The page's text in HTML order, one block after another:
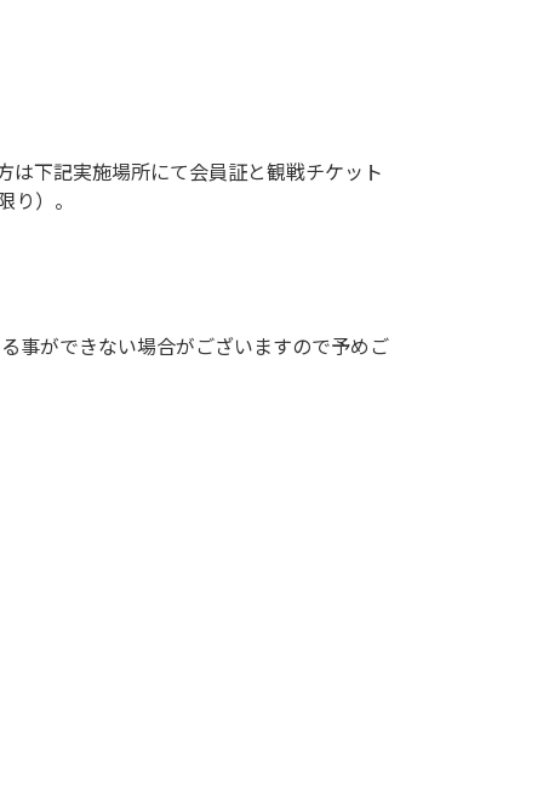
下記実施場所にて会員証と観戦チケット
）。
事ができない場合がございますので予めご